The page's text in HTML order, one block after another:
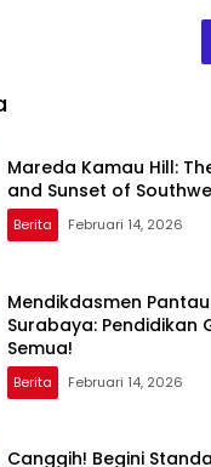
Mareda Kamau Hill:
and Sunset of
Berita Februari 14, 2026
Mendikdasmen
Surabaya: Pendidikan
Semua!
Berita Februari 14, 2026
Canggih! Begini